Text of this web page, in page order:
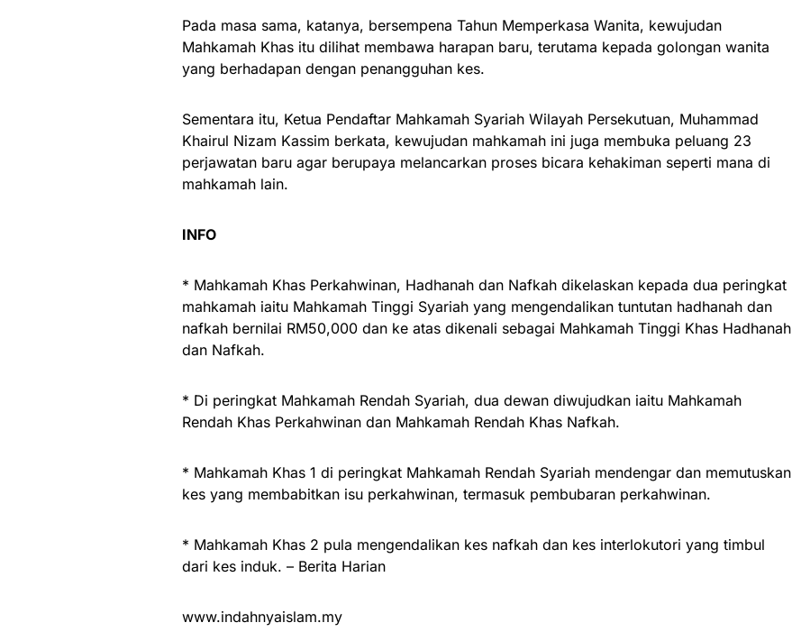
Pada masa sama, katanya, bersempena Tahun Memperkasa Wanita, kewujudan
Mahkamah Khas itu dilihat membawa harapan baru, terutama kepada golongan wanita
yang berhadapan dengan penangguhan kes.
Sementara itu, Ketua Pendaftar Mahkamah Syariah Wilayah Persekutuan, Muhammad
Khairul Nizam Kassim berkata, kewujudan mahkamah ini juga membuka peluang 23
perjawatan baru agar berupaya melancarkan proses bicara kehakiman seperti mana di
mahkamah lain.
INFO
* Mahkamah Khas Perkahwinan, Hadhanah dan Nafkah dikelaskan kepada dua peringkat
mahkamah iaitu Mahkamah Tinggi Syariah yang mengendalikan tuntutan hadhanah dan
nafkah bernilai RM50,000 dan ke atas dikenali sebagai Mahkamah Tinggi Khas Hadhanah
dan Nafkah.
* Di peringkat Mahkamah Rendah Syariah, dua dewan diwujudkan iaitu Mahkamah
Rendah Khas Perkahwinan dan Mahkamah Rendah Khas Nafkah.
* Mahkamah Khas 1 di peringkat Mahkamah Rendah Syariah mendengar dan memutuskan
kes yang membabitkan isu perkahwinan, termasuk pembubaran perkahwinan.
* Mahkamah Khas 2 pula mengendalikan kes nafkah dan kes interlokutori yang timbul
dari kes induk. – Berita Harian
www.indahnyaislam.my